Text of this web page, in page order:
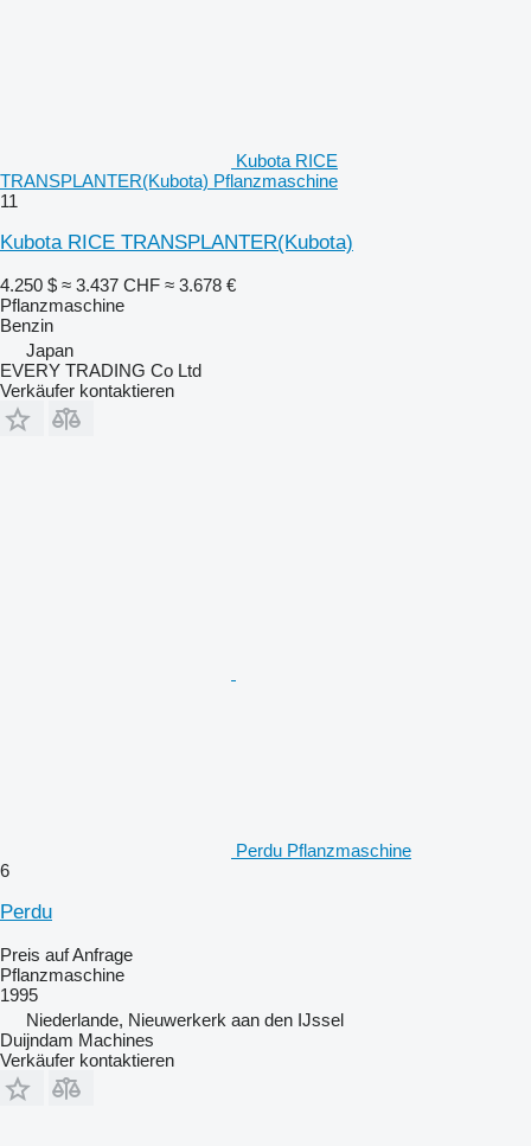
Kubota RICE
TRANSPLANTER(Kubota) Pflanzmaschine
11
Kubota RICE TRANSPLANTER(Kubota)
4.250 $ ≈ 3.437 CHF ≈ 3.678 €
Pflanzmaschine
Benzin
Japan
EVERY TRADING Co Ltd
Verkäufer kontaktieren
Perdu Pflanzmaschine
6
Perdu
Preis auf Anfrage
Pflanzmaschine
1995
Niederlande, Nieuwerkerk aan den IJssel
Duijndam Machines
Verkäufer kontaktieren